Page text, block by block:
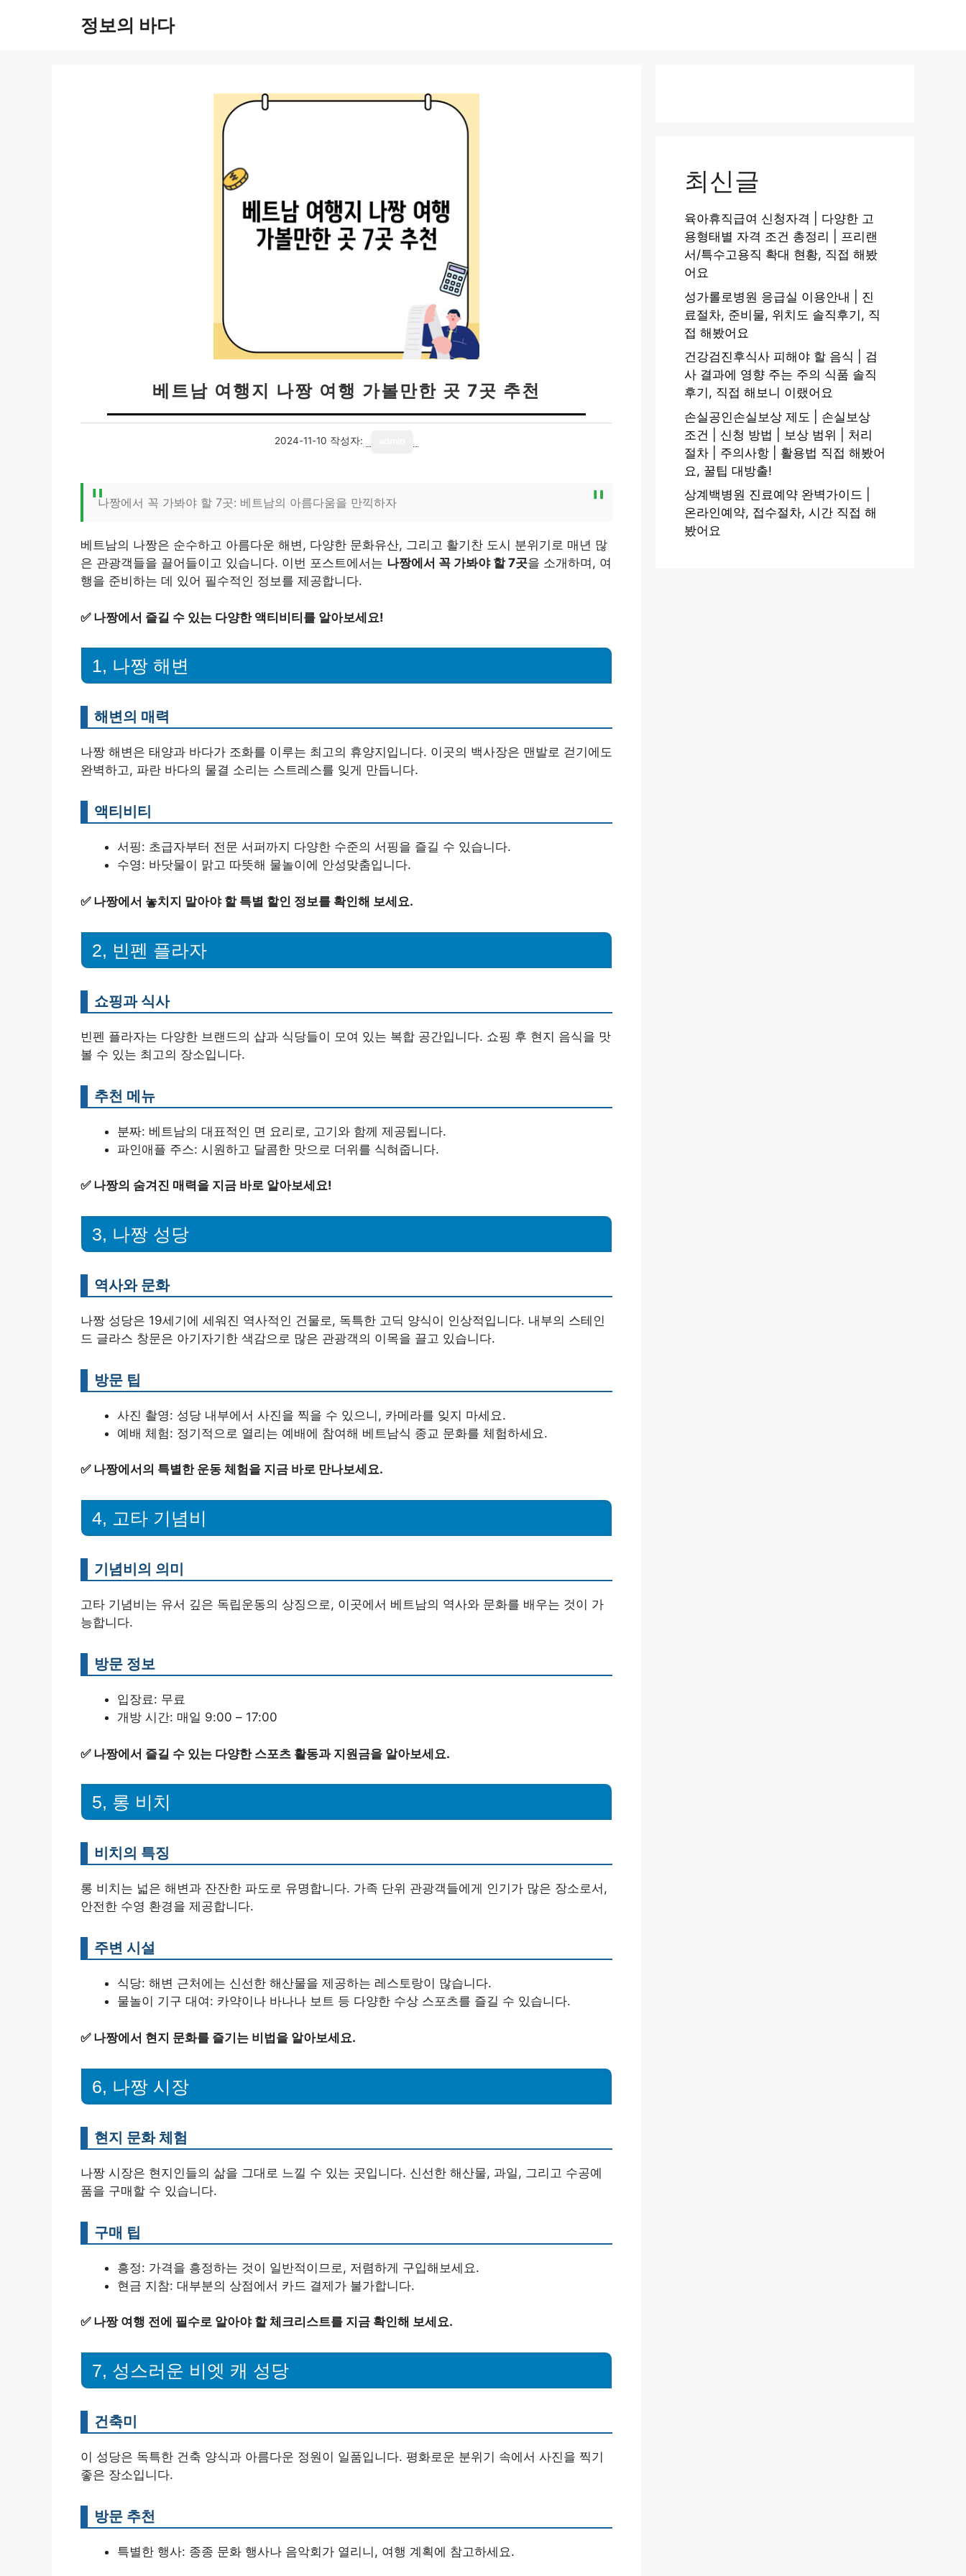
정보의 바다
베트남 여행지 나짱 여행 가볼만한 곳 7곳 추천
2024-11-10 작성자:
나짱에서 꼭 가봐야 할 7곳: 베트남의 아름다움을 만끽하자
베트남의 나짱은 순수하고 아름다운 해변, 다양한 문화유산, 그리고 활기찬 도시 분위기로 매년 많
은 관광객들을 끌어들이고 있습니다. 이번 포스트에서는 나짱에서 꼭 가봐야 할 7곳을 소개하며, 여
행을 준비하는 데 있어 필수적인 정보를 제공합니다.
✅ 나짱에서 즐길 수 있는 다양한 액티비티를 알아보세요!
1, 나짱 해변
해변의 매력
나짱 해변은 태양과 바다가 조화를 이루는 최고의 휴양지입니다. 이곳의 백사장은 맨발로 걷기에도
완벽하고, 파란 바다의 물결 소리는 스트레스를 잊게 만듭니다.
액티비티
서핑: 초급자부터 전문 서퍼까지 다양한 수준의 서핑을 즐길 수 있습니다.
수영: 바닷물이 맑고 따뜻해 물놀이에 안성맞춤입니다.
✅ 나짱에서 놓치지 말아야 할 특별 할인 정보를 확인해 보세요.
2, 빈펜 플라자
쇼핑과 식사
빈펜 플라자는 다양한 브랜드의 샵과 식당들이 모여 있는 복합 공간입니다. 쇼핑 후 현지 음식을 맛
볼 수 있는 최고의 장소입니다.
추천 메뉴
분짜: 베트남의 대표적인 면 요리로, 고기와 함께 제공됩니다.
파인애플 주스: 시원하고 달콤한 맛으로 더위를 식혀줍니다.
✅ 나짱의 숨겨진 매력을 지금 바로 알아보세요!
3, 나짱 성당
역사와 문화
나짱 성당은 19세기에 세워진 역사적인 건물로, 독특한 고딕 양식이 인상적입니다. 내부의 스테인
드 글라스 창문은 아기자기한 색감으로 많은 관광객의 이목을 끌고 있습니다.
방문 팁
사진 촬영: 성당 내부에서 사진을 찍을 수 있으니, 카메라를 잊지 마세요.
예배 체험: 정기적으로 열리는 예배에 참여해 베트남식 종교 문화를 체험하세요.
✅ 나짱에서의 특별한 운동 체험을 지금 바로 만나보세요.
4, 고타 기념비
기념비의 의미
고타 기념비는 유서 깊은 독립운동의 상징으로, 이곳에서 베트남의 역사와 문화를 배우는 것이 가
능합니다.
방문 정보
입장료: 무료
개방 시간: 매일 9:00 – 17:00
✅ 나짱에서 즐길 수 있는 다양한 스포츠 활동과 지원금을 알아보세요.
5, 롱 비치
비치의 특징
롱 비치는 넓은 해변과 잔잔한 파도로 유명합니다. 가족 단위 관광객들에게 인기가 많은 장소로서,
안전한 수영 환경을 제공합니다.
주변 시설
식당: 해변 근처에는 신선한 해산물을 제공하는 레스토랑이 많습니다.
물놀이 기구 대여: 카약이나 바나나 보트 등 다양한 수상 스포츠를 즐길 수 있습니다.
✅ 나짱에서 현지 문화를 즐기는 비법을 알아보세요.
6, 나짱 시장
현지 문화 체험
나짱 시장은 현지인들의 삶을 그대로 느낄 수 있는 곳입니다. 신선한 해산물, 과일, 그리고 수공예
품을 구매할 수 있습니다.
구매 팁
흥정: 가격을 흥정하는 것이 일반적이므로, 저렴하게 구입해보세요.
현금 지참: 대부분의 상점에서 카드 결제가 불가합니다.
✅ 나짱 여행 전에 필수로 알아야 할 체크리스트를 지금 확인해 보세요.
7, 성스러운 비엣 캐 성당
건축미
이 성당은 독특한 건축 양식과 아름다운 정원이 일품입니다. 평화로운 분위기 속에서 사진을 찍기
좋은 장소입니다.
방문 추천
특별한 행사: 종종 문화 행사나 음악회가 열리니, 여행 계획에 참고하세요.
최신글
육아휴직급여 신청자격 | 다양한 고
용형태별 자격 조건 총정리 | 프리랜
서/특수고용직 확대 현황, 직접 해봤
어요
성가롤로병원 응급실 이용안내 | 진
료절차, 준비물, 위치도 솔직후기, 직
접 해봤어요
건강검진후식사 피해야 할 음식 | 검
사 결과에 영향 주는 주의 식품 솔직
후기, 직접 해보니 이랬어요
손실공인손실보상 제도 | 손실보상
조건 | 신청 방법 | 보상 범위 | 처리
절차 | 주의사항 | 활용법 직접 해봤어
요, 꿀팁 대방출!
상계백병원 진료예약 완벽가이드 |
온라인예약, 접수절차, 시간 직접 해
봤어요